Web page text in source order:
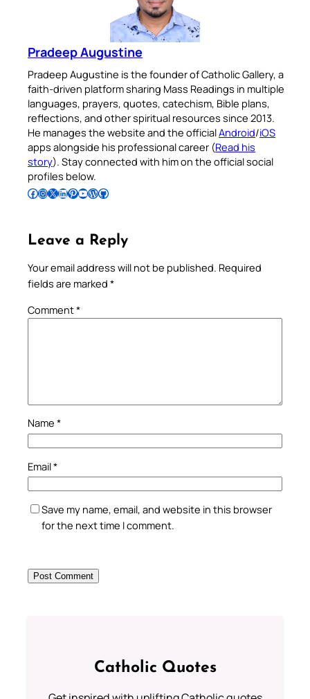
Pradeep Augustine
Pradeep Augustine is the founder of Catholic Gallery, a
faith-driven platform sharing Mass Readings in multiple
languages, prayers, quotes, catechism, Bible plans,
reflections, and other spiritual resources since 2013.
He manages the website and the officialAndroid/iOS
apps alongside his professional career (Read his
story). Stay connected with him on the official social
profiles below.
Follow Pradeep on Facebook Follow Pradeep on InstagramFollow Pradeep on X Follow Pradeep on LinkedIn Follow Pradeep on Pinterest Subscribe to Pradeep’s Youtube Channel Follow Pradeep on WordPress Follow Pradeep on GitHub
Leave a Reply
Your email address will not be published. Required
fields are marked *
Comment*
Name *
Email*
Save my name, email, and website in this browser
for the next time I comment.
Catholic Quotes